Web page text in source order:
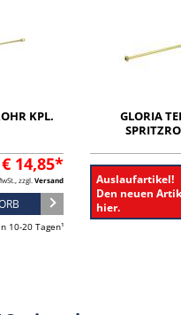
KPL.
€ 14,85*
zzgl. Versand
10-20 Tagen¹
GLORIA
Auslaufartikel!
Den neuen
hier.